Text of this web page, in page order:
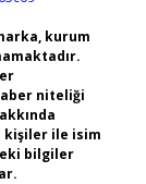
kurum
niteliği
kişiler ile isim
bilgiler